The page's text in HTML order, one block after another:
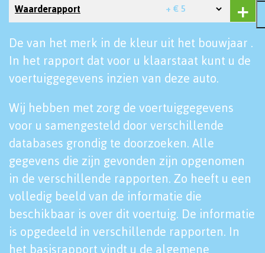
Waarderapport + € 5
De van het merk in de kleur uit het bouwjaar .
In het rapport dat voor u klaarstaat kunt u de
voertuiggegevens inzien van deze auto.
Wij hebben met zorg de voertuiggegevens
voor u samengesteld door verschillende
databases grondig te doorzoeken. Alle
gegevens die zijn gevonden zijn opgenomen
in de verschillende rapporten. Zo heeft u een
volledig beeld van de informatie die
beschikbaar is over dit voertuig. De informatie
is opgedeeld in verschillende rapporten. In
het basisrapport vindt u de algemene